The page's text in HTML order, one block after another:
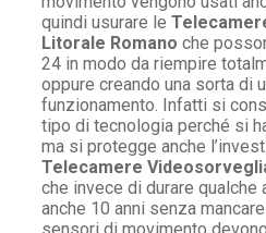
quindi usurare le
Litorale Romano che
24 in modo da riempire
oppure creando una sorta di
funzionamento. Infatti si
tipo di tecnologia perché si
ma si protegge anche
Telecamere
che invece di durare qualche
anche 10 anni senza
sensori di movimento